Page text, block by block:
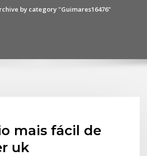
by category "Guimares16476"
mais fácil de
uk